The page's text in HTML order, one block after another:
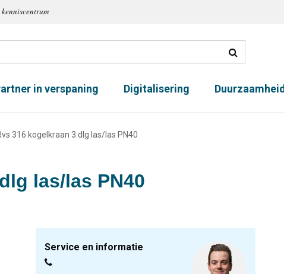
in verspaning Digitalisering Duurzaamheid
316 kogelkraan 3 dlg las/las PN40
las/las PN40
Service en informatie